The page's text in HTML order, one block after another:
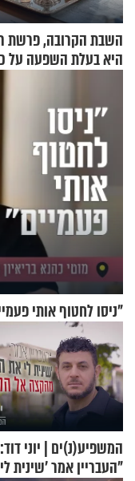
השבת הקרובה, פרשת
היא בעלת השפעה על
"ניסו לחטוף אותי
המשפיע(נ)ים | יוני דוד:
"העבריין אמר 'שינית